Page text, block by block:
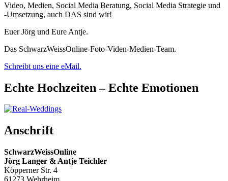
Video, Medien, Social Media Beratung, Social Media Strategie und
-Umsetzung, auch DAS sind wir!
Euer Jörg und Eure Antje.
Das SchwarzWeissOnline-Foto-Viden-Medien-Team.
Schreibt uns eine eMail.
Echte Hochzeiten – Echte Emotionen
Anschrift
SchwarzWeissOnline
Jörg Langer & Antje Teichler
Köpperner Str. 4